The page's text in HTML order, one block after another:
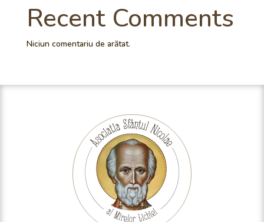
Recent Comments
Niciun comentariu de arătat.